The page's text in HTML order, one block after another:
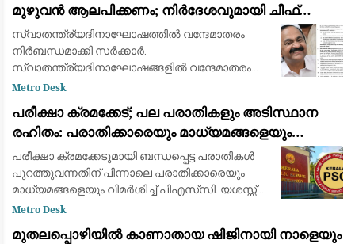
മുഴുവൻ ആലപിക്കണം; നിർദേശവുമായി ചീഫ്
സെക്രട്ടറി
സ്വാതന്ത്ര്യദിനാഘോഷത്തിൽ വന്ദേമാതരം
നിർബന്ധമാക്കി സർക്കാർ.
സ്വാതന്ത്ര്യദിനാഘോഷങ്ങളിൽ വന്ദേമാതരം
മുഴുവനായും ആലപിക്കണമെന്നാണ് ചീഫ്
നിർബന്ധമാക്കാനുള്ള കേന്ദ്ര തീരുമാ
Metro Desk
പരീക്ഷാ ക്രമക്കേട്; പല പരാതികളും അടിസ്ഥാന
രഹിതം: പരാതിക്കാരെയും മാധ്യമങ്ങളെയും
വിമര്‍ശിച്ച് പിഎസ്‌സി
പരീക്ഷാ ക്രമക്കേടുമായി ബന്ധപ്പെട്ട പരാതികള്‍
പുറത്തുവന്നതിന് പിന്നാലെ പരാതിക്കാരെയും
മാധ്യമങ്ങളെയും വിമര്‍ശിച്ച് പിഎസ്‌സി. യശസ്സ്
കളങ്കപ്പെടുത്താന്‍ ബോധപൂര്‍വ്വം
Metro Desk
മുതലപ്പൊഴിയിൽ കാണാതായ ഷിജിനായി നാളെയും